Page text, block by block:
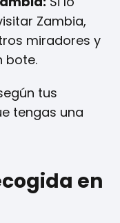
Zambia,
miradores y
bote.
tus
tengas una
en